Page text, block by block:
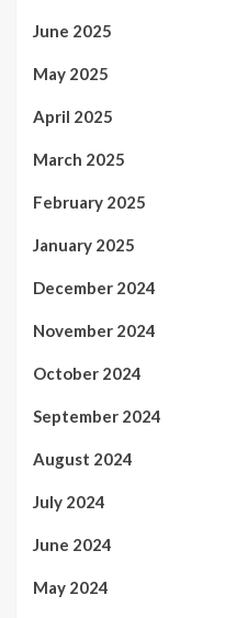
June 2025
May 2025
April 2025
March 2025
February 2025
January 2025
December 2024
November 2024
October 2024
September 2024
August 2024
July 2024
June 2024
May 2024